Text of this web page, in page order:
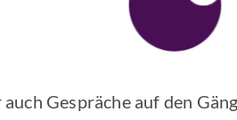
Gespräche auf den